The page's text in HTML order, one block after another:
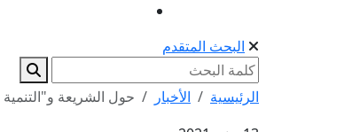
البحث المتقدم
الرئيسية الأخبار
حول الشريعة و"التنمية